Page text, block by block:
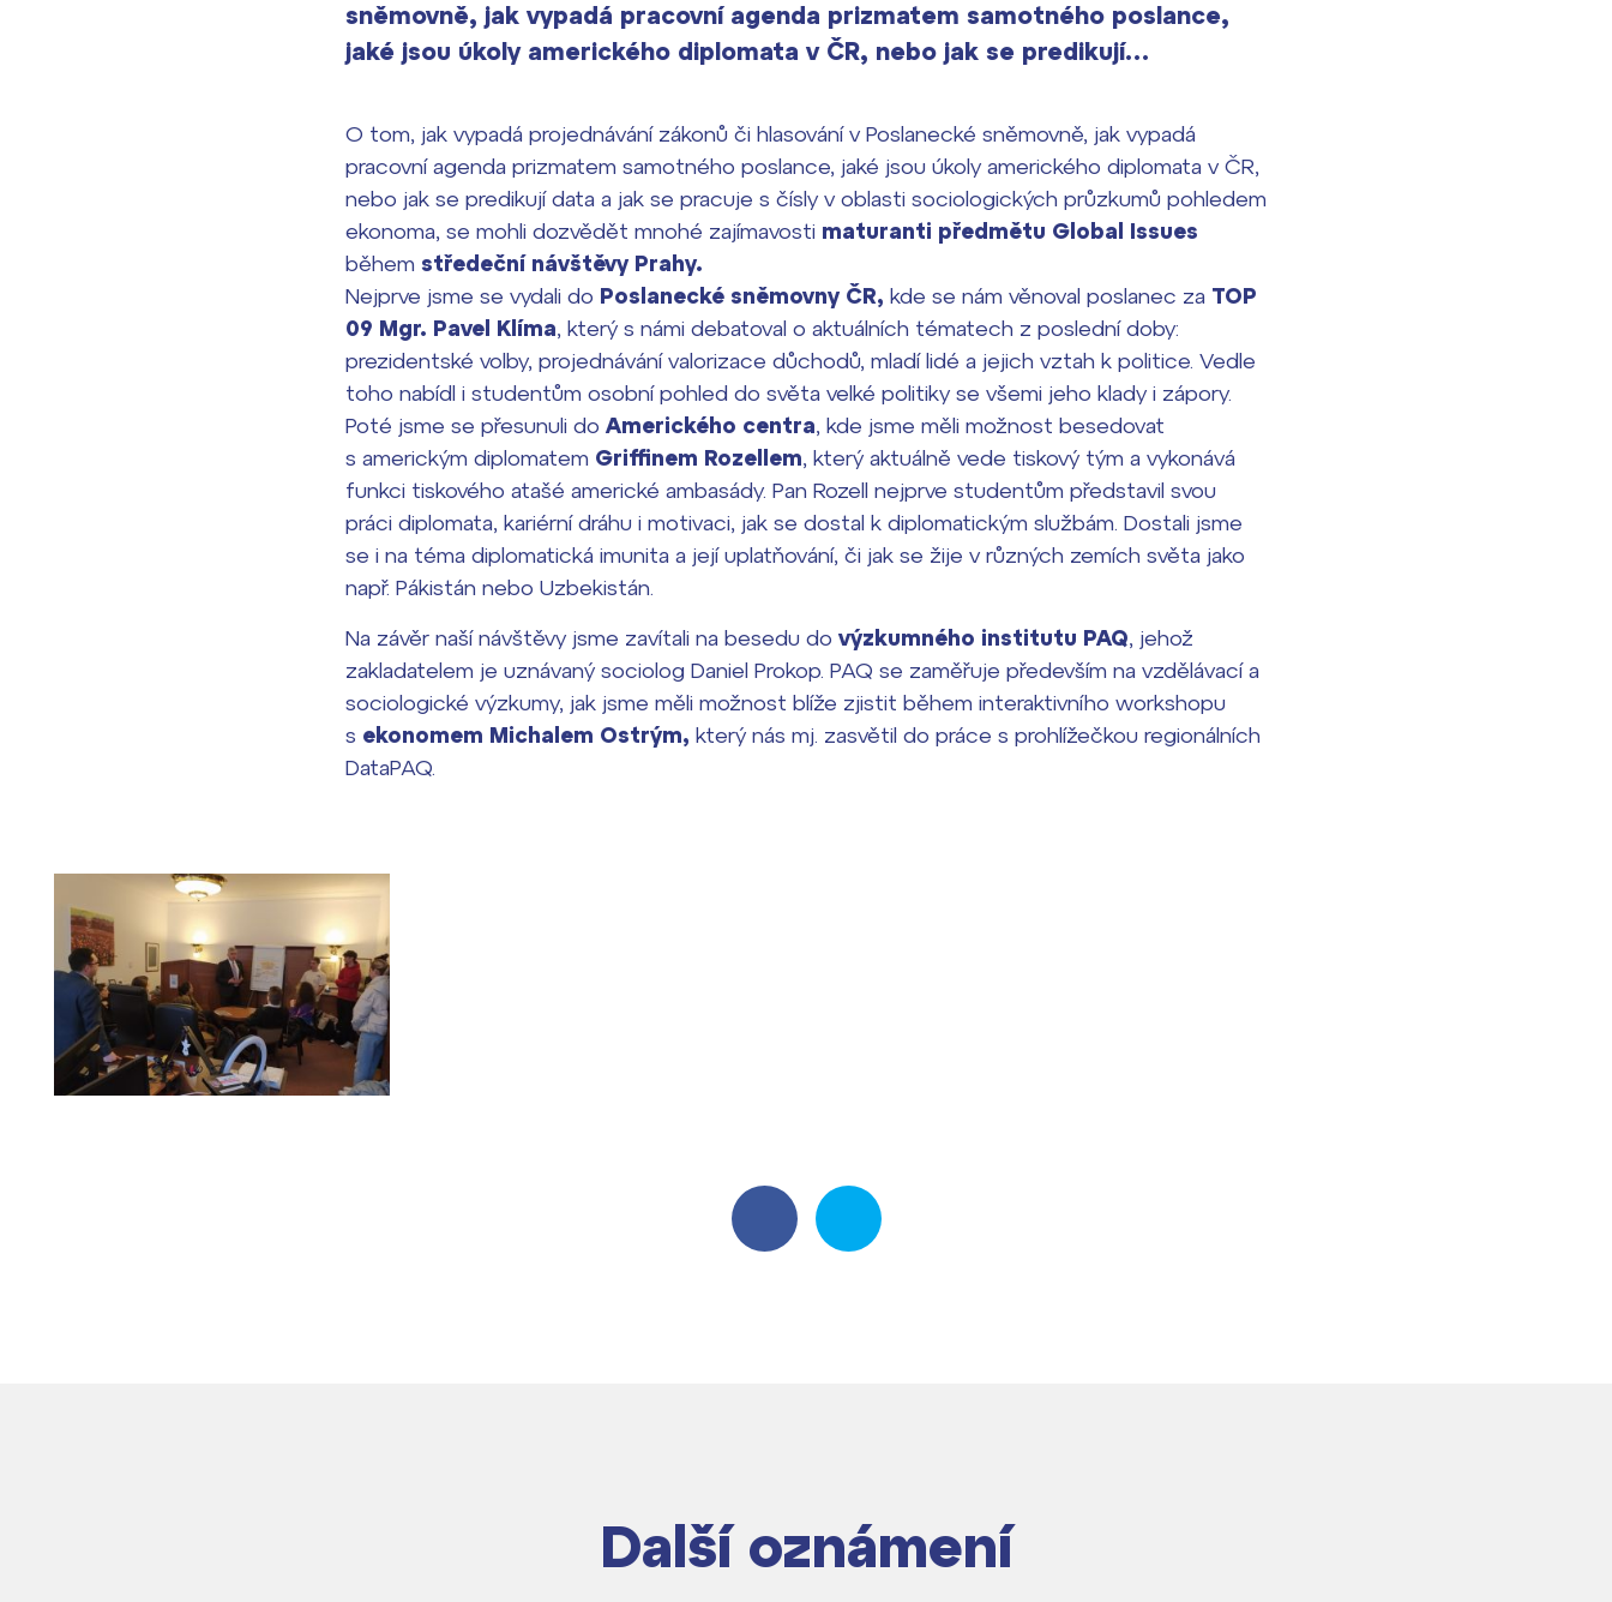
sněmovně, jak vypadá pracovní agenda prizmatem samotného poslance,
jaké jsou úkoly amerického diplomata v ČR, nebo jak se predikují…
O tom, jak vypadá projednávání zákonů či hlasování v Poslanecké sněmovně, jak vypadá
pracovní agenda prizmatem samotného poslance, jaké jsou úkoly amerického diplomata v ČR,
nebo jak se predikují data a jak se pracuje s čísly v oblasti sociologických průzkumů pohledem
ekonoma, se mohli dozvědět mnohé zajímavosti maturanti předmětu Global Issues
během středeční návštěvy Prahy.
Nejprve jsme se vydali do Poslanecké sněmovny ČR, kde se nám věnoval poslanec za TOP
09 Mgr. Pavel Klíma, který s námi debatoval o aktuálních tématech z poslední doby:
prezidentské volby, projednávání valorizace důchodů, mladí lidé a jejich vztah k politice. Vedle
toho nabídl i studentům osobní pohled do světa velké politiky se všemi jeho klady i zápory.
Poté jsme se přesunuli do Amerického centra, kde jsme měli možnost besedovat
s americkým diplomatem Griffinem Rozellem, který aktuálně vede tiskový tým a vykonává
funkci tiskového atašé americké ambasády. Pan Rozell nejprve studentům představil svou
práci diplomata, kariérní dráhu i motivaci, jak se dostal k diplomatickým službám. Dostali jsme
se i na téma diplomatická imunita a její uplatňování, či jak se žije v různých zemích světa jako
např. Pákistán nebo Uzbekistán.
Na závěr naší návštěvy jsme zavítali na besedu do výzkumného institutu PAQ, jehož
zakladatelem je uznávaný sociolog Daniel Prokop. PAQ se zaměřuje především na vzdělávací a
sociologické výzkumy, jak jsme měli možnost blíže zjistit během interaktivního workshopu
s ekonomem Michalem Ostrým, který nás mj. zasvětil do práce s prohlížečkou regionálních
DataPAQ.
Další oznámení
Proč se stát žákem ZŠ ČAG